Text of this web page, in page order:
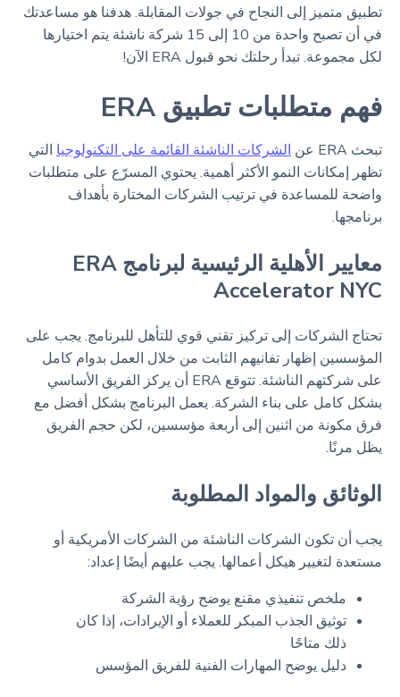
تطبيق متميز إلى النجاح في جولات المقابلة. هدفنا هو مساعدتك
في أن تصبح واحدة من 10 إلى 15 شركة ناشئة يتم اختيارها
لكل مجموعة. تبدأ رحلتك نحو قبول ERA الآن!
فهم متطلبات تطبيق ERA
تبحث ERA عن الشركات الناشئة القائمة على التكنولوجيا التي
تظهر إمكانات النمو الأكثر أهمية. يحتوي المسرّع على متطلبات
واضحة للمساعدة في ترتيب الشركات المختارة بأهداف
برنامجها.
معايير الأهلية الرئيسية لبرنامج ERA
Accelerator NYC
تحتاج الشركات إلى تركيز تقني قوي للتأهل للبرنامج. يجب على
المؤسسين إظهار تفانيهم الثابت من خلال العمل بدوام كامل
على شركتهم الناشئة. تتوقع ERA أن يركز الفريق الأساسي
بشكل كامل على بناء الشركة. يعمل البرنامج بشكل أفضل مع
فرق مكونة من اثنين إلى أربعة مؤسسين، لكن حجم الفريق
يظل مرنًا.
الوثائق والمواد المطلوبة
يجب أن تكون الشركات الناشئة من الشركات الأمريكية أو
مستعدة لتغيير هيكل أعمالها. يجب عليهم أيضًا إعداد:
ملخص تنفيذي مقنع يوضح رؤية الشركة
توثيق الجذب المبكر للعملاء أو الإيرادات، إذا كان
ذلك متاحًا
دليل يوضح المهارات الفنية للفريق المؤسس